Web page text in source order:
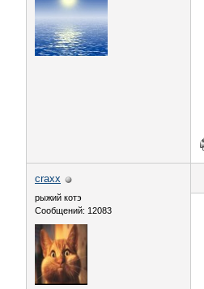
craxx
рыжий котэ
Сообщений: 12083